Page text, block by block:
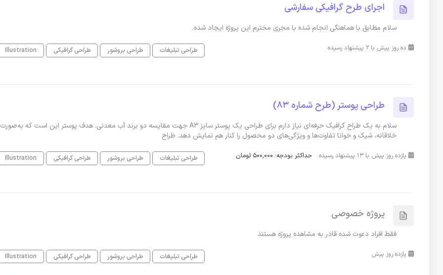
اجرای طرح گرافیکی سفارشی
سلام مطابق با هماهنگی انجام شده با مجری محترم این پروژه ایجاد شده.
ده روز پیش با 2 پیشنهاد رسیده طراحی تبلیغات طراحی بروشور طراحی گرافیکی Illustration
طراحی پوستر (طرح شماره 83)
سلام به یک طراح گرافیک حرفه‌ای نیاز دارم برای طراحی یک پوستر سایز A3 جهت مقایسه دو برند آب معدنی. هدف پوستر این است که به‌صورت
خلاقانه، شیک و خوانا تفاوت‌ها و ویژگی‌های دو محصول را کنار هم نمایش دهد. طراح
یازده روز پیش با 13 پیشنهاد رسیده حداکثر بودجه: 500,000 تومان طراحی تبلیغات طراحی بروشور طراحی گرافیکی Illustration
پروژه خصوصی
فقط افراد دعوت شده قادر به مشاهده پروژه هستند
یازده روز پیش طراحی تبلیغات طراحی بروشور طراحی گرافیکی Illustration